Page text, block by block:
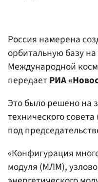
Россия намерена
орбитальную базу
Международной
передаетРИА
Это было решено на
технического
под
«Конфигурация
модуля (МЛМ),